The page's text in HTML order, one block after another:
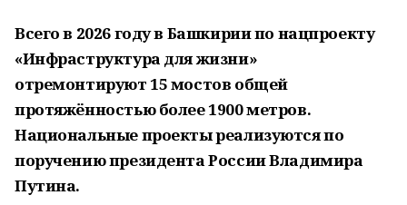
Всего в 2026 году в Башкирии по нацпроекту
«Инфраструктура для жизни»
отремонтируют 15 мостов общей
протяжённостью более 1900 метров.
Национальные проекты реализуются по
поручению президента России Владимира
Путина.